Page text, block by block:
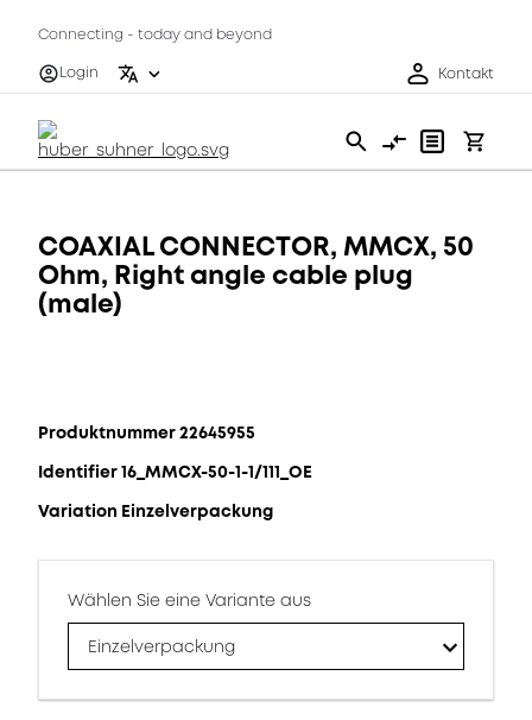
Connecting - today and beyond
Login
Kontakt
COAXIAL CONNECTOR, MMCX, 50
Ohm, Right angle cable plug
(male)
Produktnummer 22645955
Identifier 16_MMCX-50-1-1/111_OE
Variation Einzelverpackung
Wählen Sie eine Variante aus
Einzelverpackung